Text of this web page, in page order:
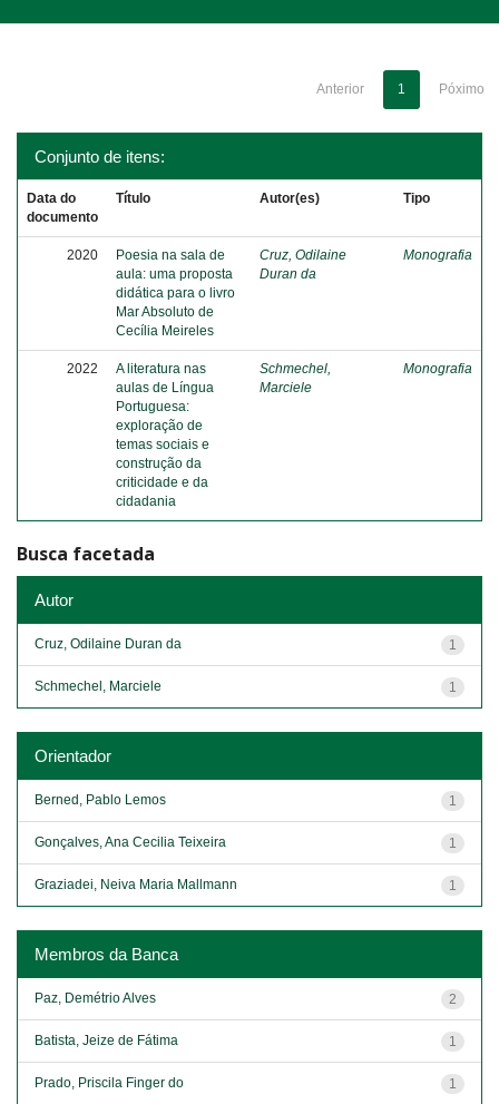
Anterior 1 Póximo
Conjunto de itens:
Data do
documento
Título Autor(es) Tipo
2020
Poesia na sala de
aula: uma proposta
didática para o livro
Mar Absoluto de
Cecília Meireles
Cruz, Odilaine
Duran da
Monografia
2022
A literatura nas
aulas de Língua
Portuguesa:
exploração de
temas sociais e
construção da
criticidade e da
cidadania
Schmechel,
Marciele
Monografia
Busca facetada
Autor
1
Cruz, Odilaine Duran da
1
Schmechel, Marciele
Orientador
1
Berned, Pablo Lemos
1
Gonçalves, Ana Cecilia Teixeira
1
Graziadei, Neiva Maria Mallmann
Membros da Banca
2
Paz, Demétrio Alves
1
Batista, Jeize de Fátima
1
Prado, Priscila Finger do